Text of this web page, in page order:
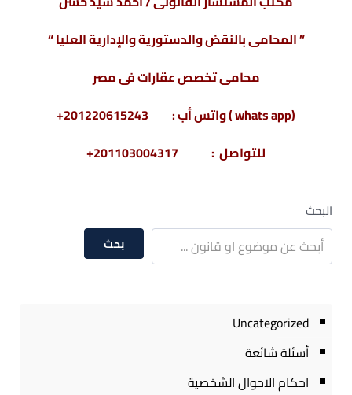
” المحامى بالنقض والدستورية والإدارية العليا “
محامى تخصص عقارات فى مصر
(whats app ) واتس أب : 201220615243+
للتواصل : 201103004317+
البحث
بحث
Uncategorized
أسئلة شائعة
احكام الاحوال الشخصية